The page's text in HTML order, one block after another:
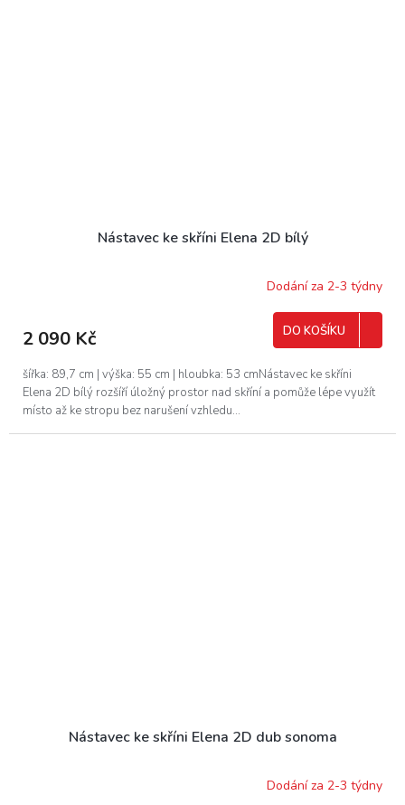
Nástavec ke skříni Elena 2D bílý
Dodání za 2-3 týdny
2 090 Kč DO KOŠÍKU
šířka: 89,7 cm | výška: 55 cm | hloubka: 53 cmNástavec ke skříni
Elena 2D bílý rozšíří úložný prostor nad skříní a pomůže lépe využít
místo až ke stropu bez narušení vzhledu...
Nástavec ke skříni Elena 2D dub sonoma
Dodání za 2-3 týdny